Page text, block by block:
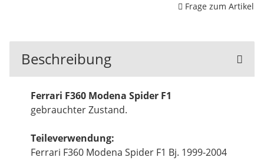
Frage zum Artikel
Beschreibung
Ferrari F360 Modena Spider F1
gebrauchter Zustand.
Teileverwendung:
Ferrari F360 Modena Spider F1 Bj. 1999-2004